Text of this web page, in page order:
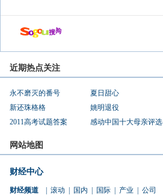
近期热点关注
永不磨灭的番号 夏日甜心
新还珠格格
姚明退役
2011高考试题答案
感动中国十大母亲评选
网站地图
财经中心
财经频道 滚动 国内 国际 产业
公司